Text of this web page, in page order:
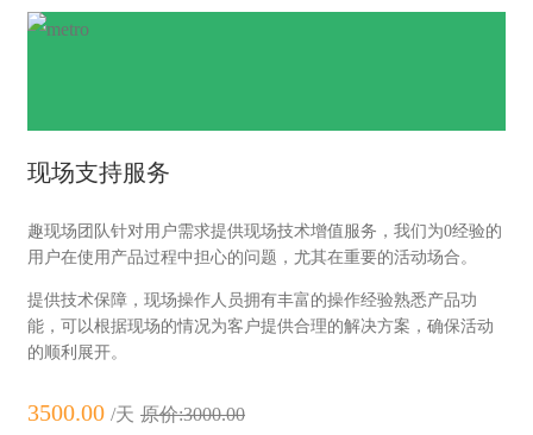
现场支持服务
趣现场团队针对用户需求提供现场技术增值服务，我们为0经验的
用户在使用产品过程中担心的问题，尤其在重要的活动场合。
提供技术保障，现场操作人员拥有丰富的操作经验熟悉产品功
能，可以根据现场的情况为客户提供合理的解决方案，确保活动
的顺利展开。
3500.00 /天 原价:3000.00